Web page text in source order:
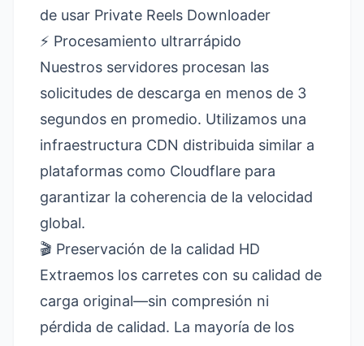
de usar Private Reels Downloader
⚡ Procesamiento ultrarrápido
Nuestros servidores procesan las
solicitudes de descarga en menos de 3
segundos en promedio. Utilizamos una
infraestructura CDN distribuida similar a
plataformas como Cloudflare para
garantizar la coherencia de la velocidad
global.
🎬 Preservación de la calidad HD
Extraemos los carretes con su calidad de
carga original—sin compresión ni
pérdida de calidad. La mayoría de los